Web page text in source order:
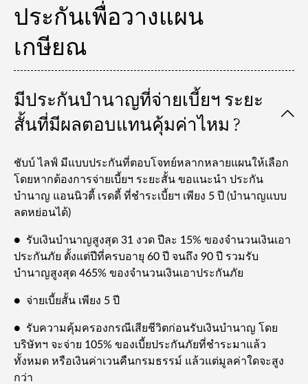
ประกันเพื่อวางแผน
เกษียณ
มีประกันบํานาญที่จ่ายเบี้ยฯ ระยะ
สั้นที่มีผลตอบแทนคุ้มค่าไหม ?
ชับบ์ ไลฟ์ มีแบบประกันที่ตอบโจทย์หลากหลายแผนให้เลือก
โดยหากต้องการจ่ายเบี้ยฯ ระยะสั้น ขอแนะนำ ประกัน
บำนาญ แอนนิวตี้ เรดดี้ ที่ชำระเบี้ยฯ เพียง 5 ปี (บำนาญแบบ
ลดหย่อนได้)
● รับเงินบำนาญสูงสุด 31 งวด ปีละ 15% ของจำนวนเงินเอา
ประกันภัย ตั้งแต่ปีที่ครบอายุ 60 ปี จนถึง 90 ปี รวมรับ
บำนาญสูงสุด 465% ของจำนวนเงินเอาประกันภัย
● จ่ายเบี้ยสั้น เพียง 5 ปี
● รับความคุ้มครองกรณีเสียชีวิตก่อนรับเงินบำนาญ โดย
บริษัทฯ จะจ่าย 105% ของเบี้ยประกันภัยที่ชำระมาแล้ว
ทั้งหมด หรือเงินค่าเวนคืนกรมธรรม์ แล้วแต่มูลค่าใดจะสูง
กว่า